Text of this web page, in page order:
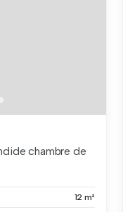
chambre de
12 m²